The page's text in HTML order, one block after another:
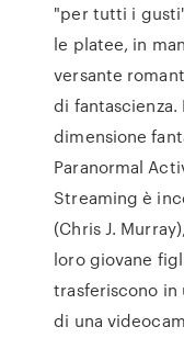
"per tutti i
le platee, in
versante
di fantascienza.
dimensione
Paranormal
Streaming è
(Chris J.
loro giovane
trasferiscono in
di una